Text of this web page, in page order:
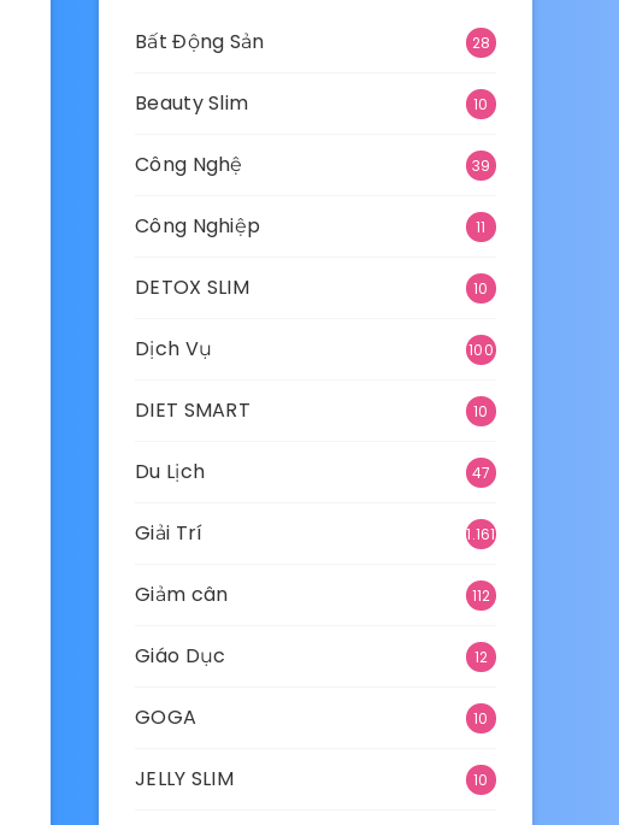
Bất Động Sản 28
Beauty Slim 10
Công Nghệ 39
Công Nghiệp 11
DETOX SLIM 10
Dịch Vụ 100
DIET SMART 10
Du Lịch 47
Giải Trí 1.161
Giảm cân 112
Giáo Dục 12
GOGA 10
JELLY SLIM 10